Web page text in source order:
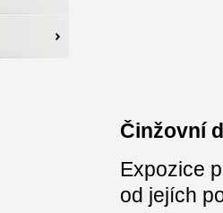
Činžovní
Expozice
od jejích